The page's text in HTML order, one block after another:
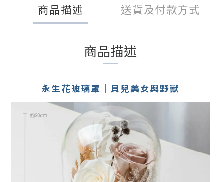
商品描述 送貨及付款方式
商品描述
永生花玻璃罩｜貝兒美女與野獸